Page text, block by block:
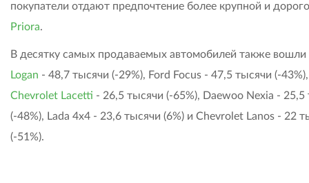
покупатели отдают предпочтение более крупной и
Priora.
В десятку самых продаваемых автомобилей также вошли
Logan - 48,7 тысячи (-29%), Ford Focus - 47,5 тысячи (-43%),
Chevrolet Lacetti - 26,5 тысячи (-65%), Daewoo Nexia - 25,5
(-48%), Lada 4x4 - 23,6 тысячи (6%) и Chevrolet Lanos - 22
(-51%).